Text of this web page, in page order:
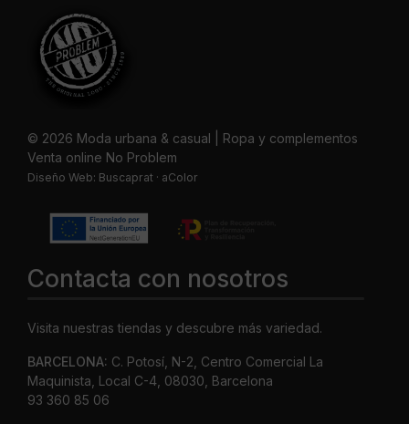
© 2026 Moda urbana & casual | Ropa y complementos
Venta online No Problem
Diseño Web: Buscaprat · aColor
Contacta con nosotros
Visita nuestras tiendas y descubre más variedad.
BARCELONA: C. Potosí, N-2, Centro Comercial La
Maquinista, Local C-4, 08030, Barcelona
93 360 85 06